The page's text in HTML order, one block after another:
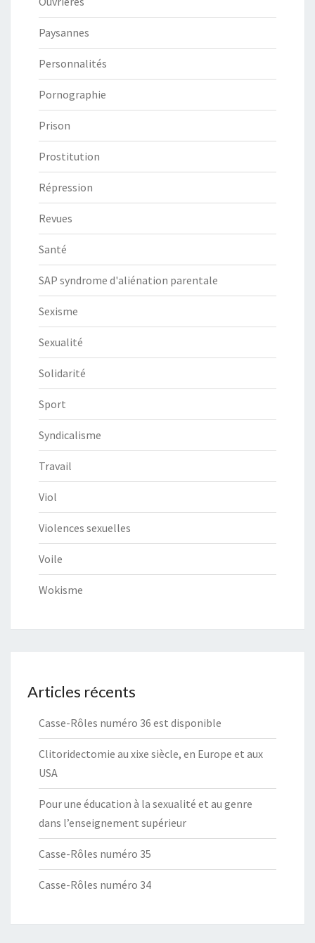
Paysannes
Personnalités
Pornographie
Prison
Prostitution
Répression
Revues
Santé
SAP syndrome d'aliénation parentale
Sexisme
Sexualité
Solidarité
Sport
Syndicalisme
Travail
Viol
Violences sexuelles
Voile
Wokisme
Articles récents
Casse-Rôles numéro 36 est disponible
Clitoridectomie au xixe siècle, en Europe et aux
USA
Pour une éducation à la sexualité et au genre
dans l’enseignement supérieur
Casse-Rôles numéro 35
Casse-Rôles numéro 34